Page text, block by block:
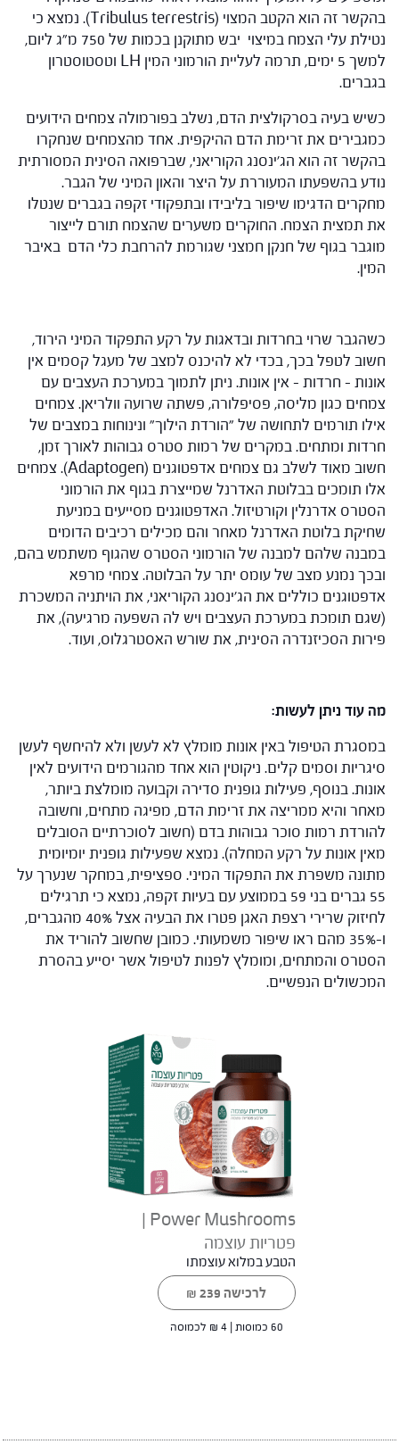
בהקשר זה הוא הקטב המצוי (Tribulus terrestris). נמצא כי
נטילת עלי הצמח במיצוי יבש מתוקנן בכמות של 750 מ"ג ליום,
למשך 5 ימים, תרמה לעליית הורמוני המין LH וטסטוסטרון
בגברים.
כשיש בעיה בסרקולצית הדם, נשלב בפורמולה צמחים הידועים
כמגבירים את זרימת הדם ההיקפית. אחד מהצמחים שנחקרו
בהקשר זה הוא הג'ינסנג הקוריאני, שברפואה הסינית המסורתית
נודע בהשפעתו המעוררת על היצר והאון המיני של הגבר.
מחקרים הדגימו שיפור בליבידו ובתפקודי זקפה בגברים שנטלו
את תמצית הצמח. החוקרים משערים שהצמח תורם לייצור
מוגבר בגוף של חנקן חמצני שגורמת להרחבת כלי הדם באיבר
המין.
כשהגבר שרוי בחרדות ובדאגות על רקע התפקוד המיני הירוד,
חשוב לטפל בכך, בכדי לא להיכנס למצב של מעגל קסמים אין
אונות – חרדות – אין אונות. ניתן לתמוך במערכת העצבים עם
צמחים כגון מליסה, פסיפלורה, פשתה שרועה וולריאן. צמחים
אילו תורמים לתחושה של "הורדת הילוך" ונינוחות במצבים של
חרדות ומתחים. במקרים של רמות סטרס גבוהות לאורך זמן,
חשוב מאוד לשלב גם צמחים אדפטוגנים (Adaptogen). צמחים
אלו תומכים בבלוטת האדרנל שמייצרת בגוף את הורמוני
הסטרס אדרנלין וקורטיזול. האדפטוגנים מסייעים במניעת
שחיקת בלוטת האדרנל מאחר והם מכילים רכיבים הדומים
במבנה שלהם למבנה של הורמוני הסטרס שהגוף משתמש בהם,
ובכך נמנע מצב של עומס יתר על הבלוטה. צמחי מרפא
אדפטוגנים כוללים את הג'ינסנג הקוריאני, את הויתניה המשכרת
(שגם תומכת במערכת העצבים ויש לה השפעה מרגיעה), את
פירות הסכיזנדרה הסינית, את שורש האסטרגלוס, ועוד.
מה עוד ניתן לעשות:
במסגרת הטיפול באין אונות מומלץ לא לעשן ולא להיחשף לעשן
סיגריות וסמים קלים. ניקוטין הוא אחד מהגורמים הידועים לאין
אונות. בנוסף, פעילות גופנית סדירה וקבועה מומלצת ביותר,
מאחר והיא ממריצה את זרימת הדם, מפיגה מתחים, וחשובה
להורדת רמות סוכר גבוהות בדם (חשוב לסוכרתיים הסובלים
מאין אונות על רקע המחלה). נמצא שפעילות גופנית יומיומית
מתונה משפרת את התפקוד המיני. ספציפית, במחקר שנערך על
55 גברים בני 59 בממוצע עם בעיות זקפה, נמצא כי תרגילים
לחיזוק שרירי רצפת האגן פטרו את הבעיה אצל 40% מהגברים,
ו-35% מהם ראו שיפור משמעותי. כמובן שחשוב להוריד את
הסטרס והמתחים, ומומלץ לפנות לטיפול אשר יסייע בהסרת
המכשולים הנפשיים.
Power Mushrooms |
פטריות עוצמה
הטבע במלוא עוצמתו
לרכישה
₪ 239
60 כמוסות | ₪ 4 לכמוסה